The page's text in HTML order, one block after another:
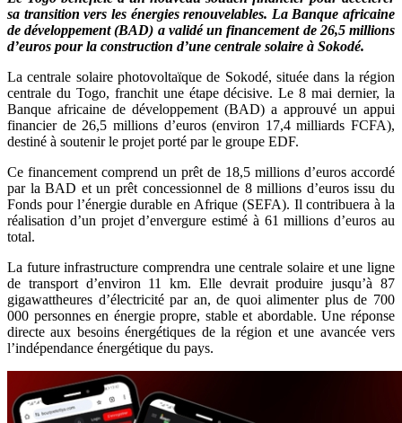
sa transition vers les énergies renouvelables. La Banque africaine
de développement (BAD) a validé un financement de 26,5 millions
d’euros pour la construction d’une centrale solaire à Sokodé.
La centrale solaire photovoltaïque de Sokodé, située dans la région
centrale du Togo, franchit une étape décisive. Le 8 mai dernier, la
Banque africaine de développement (BAD) a approuvé un appui
financier de 26,5 millions d’euros (environ 17,4 milliards FCFA),
destiné à soutenir le projet porté par le groupe EDF.
Ce financement comprend un prêt de 18,5 millions d’euros accordé
par la BAD et un prêt concessionnel de 8 millions d’euros issu du
Fonds pour l’énergie durable en Afrique (SEFA). Il contribuera à la
réalisation d’un projet d’envergure estimé à 61 millions d’euros au
total.
La future infrastructure comprendra une centrale solaire et une ligne
de transport d’environ 11 km. Elle devrait produire jusqu’à 87
gigawattheures d’électricité par an, de quoi alimenter plus de 700
000 personnes en énergie propre, stable et abordable. Une réponse
directe aux besoins énergétiques de la région et une avancée vers
l’indépendance énergétique du pays.